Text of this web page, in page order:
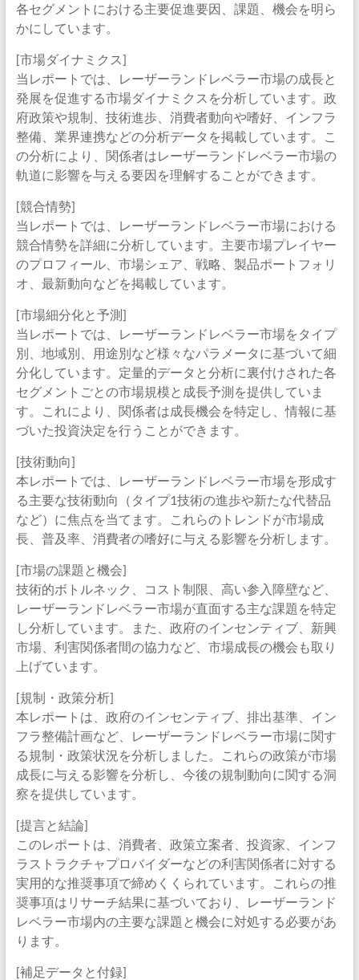
各セグメントにおける主要促進要因、課題、機会を明ら
かにしています。
[市場ダイナミクス]
当レポートでは、レーザーランドレベラー市場の成長と
発展を促進する市場ダイナミクスを分析しています。政
府政策や規制、技術進歩、消費者動向や嗜好、インフラ
整備、業界連携などの分析データを掲載しています。こ
の分析により、関係者はレーザーランドレベラー市場の
軌道に影響を与える要因を理解することができます。
[競合情勢]
当レポートでは、レーザーランドレベラー市場における
競合情勢を詳細に分析しています。主要市場プレイヤー
のプロフィール、市場シェア、戦略、製品ポートフォリ
オ、最新動向などを掲載しています。
[市場細分化と予測]
当レポートでは、レーザーランドレベラー市場をタイプ
別、地域別、用途別など様々なパラメータに基づいて細
分化しています。定量的データと分析に裏付けされた各
セグメントごとの市場規模と成長予測を提供していま
す。これにより、関係者は成長機会を特定し、情報に基
づいた投資決定を行うことができます。
[技術動向]
本レポートでは、レーザーランドレベラー市場を形成す
る主要な技術動向（タイプ1技術の進歩や新たな代替品
など）に焦点を当てます。これらのトレンドが市場成
長、普及率、消費者の嗜好に与える影響を分析します。
[市場の課題と機会]
技術的ボトルネック、コスト制限、高い参入障壁など、
レーザーランドレベラー市場が直面する主な課題を特定
し分析しています。また、政府のインセンティブ、新興
市場、利害関係者間の協力など、市場成長の機会も取り
上げています。
[規制・政策分析]
本レポートは、政府のインセンティブ、排出基準、イン
フラ整備計画など、レーザーランドレベラー市場に関す
る規制・政策状況を分析しました。これらの政策が市場
成長に与える影響を分析し、今後の規制動向に関する洞
察を提供しています。
[提言と結論]
このレポートは、消費者、政策立案者、投資家、インフ
ラストラクチャプロバイダーなどの利害関係者に対する
実用的な推奨事項で締めくくられています。これらの推
奨事項はリサーチ結果に基づいており、レーザーランド
レベラー市場内の主要な課題と機会に対処する必要があ
ります。
[補足データと付録]